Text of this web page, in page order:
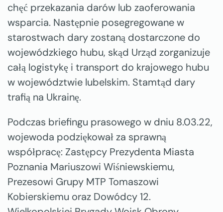
chęć przekazania darów lub zaoferowania
wsparcia. Następnie posegregowane w
starostwach dary zostaną dostarczone do
wojewódzkiego hubu, skąd Urząd zorganizuje
całą logistykę i transport do krajowego hubu
w województwie lubelskim. Stamtąd dary
trafią na Ukrainę.
Podczas briefingu prasowego w dniu 8.03.22,
wojewoda podziękował za sprawną
współpracę: Zastępcy Prezydenta Miasta
Poznania Mariuszowi Wiśniewskiemu,
Prezesowi Grupy MTP Tomaszowi
Kobierskiemu oraz Dowódcy 12.